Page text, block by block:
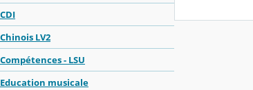
CDI
Chinois LV2
Compétences - LSU
Education musicale